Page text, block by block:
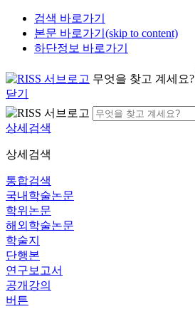
검색 바로가기
본문 바로가기(skip to content)
하단정보 바로가기
무엇을 찾고 계세요?
닫기
상세검색
상세검색
통합검색
국내학술논문
학위논문
해외학술논문
학술지
단행본
연구보고서
공개강의
버튼